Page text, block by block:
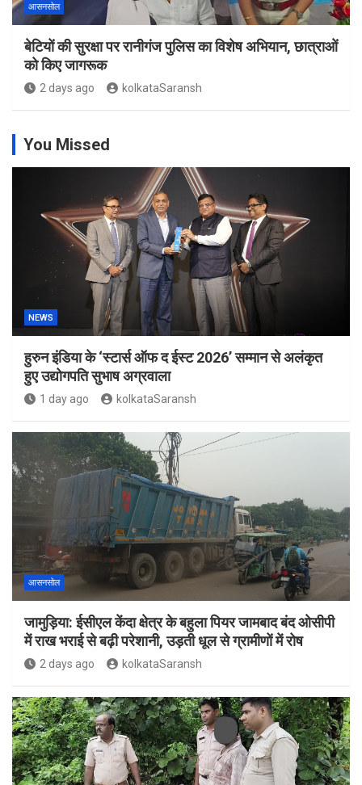
आसनसोल
बेटियों की सुरक्षा पर रानीगंज पुलिस का विशेष अभियान, छात्राओं
को किए जागरूक
2 days ago kolkataSaransh
You Missed
NEWS
हुरुन इंडिया के ‘स्टार्स ऑफ द ईस्ट 2026’ सम्मान से अलंकृत
हुए उद्योगपति सुभाष अग्रवाला
1 day ago kolkataSaransh
आसनसोल
जामुड़िया: ईसीएल केंदा क्षेत्र के बहुला पियर जामबाद बंद ओसीपी
में राख भराई से बढ़ी परेशानी, उड़ती धूल से ग्रामीणों में रोष
2 days ago kolkataSaransh